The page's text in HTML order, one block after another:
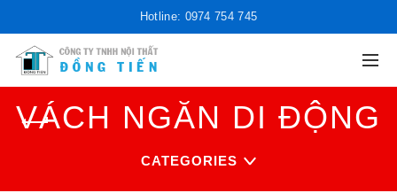
Hotline: 0974 754 745
VÁCH NGĂN DI ĐỘNG
CATEGORIES